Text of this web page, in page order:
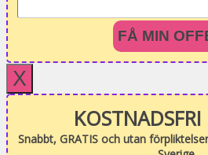
FÅ MIN
X
Snabbt, GRATIS och utan